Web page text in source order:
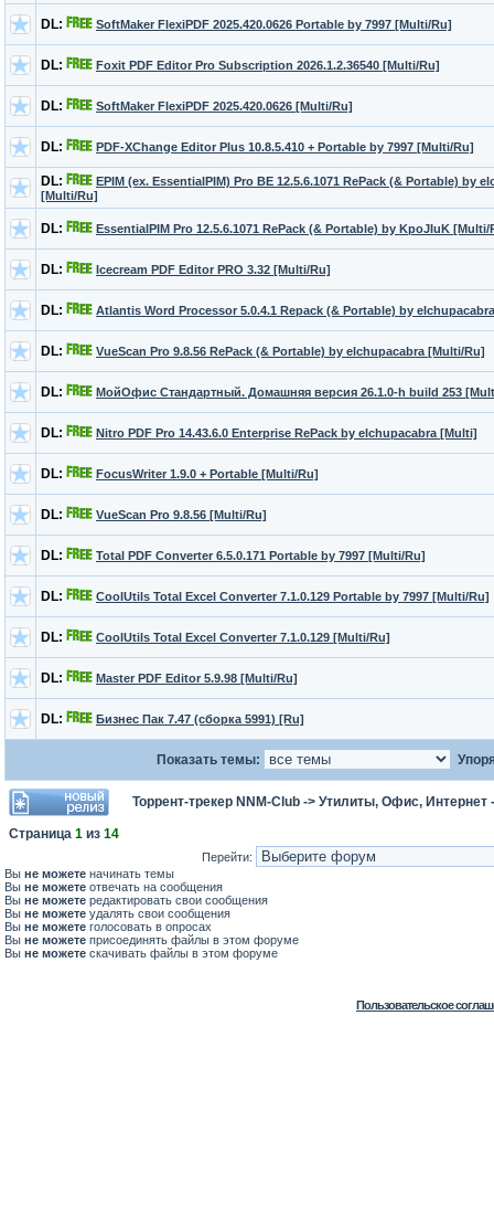
DL: SoftMaker FlexiPDF 2025.420.0626 Portable by 7997 [Multi/Ru]
DL: Foxit PDF Editor Pro Subscription 2026.1.2.36540 [Multi/Ru]
DL: SoftMaker FlexiPDF 2025.420.0626 [Multi/Ru]
DL: PDF-XChange Editor Plus 10.8.5.410 + Portable by 7997 [Multi/Ru]
DL:
EPIM (ex. EssentialPIM) Pro BE 12.5.6.1071 RePack (& Portable) by
[Multi/Ru]
DL: EssentialPIM Pro 12.5.6.1071 RePack (& Portable) by KpoJIuK [Multi/
DL: Icecream PDF Editor PRO 3.32 [Multi/Ru]
DL: Atlantis Word Processor 5.0.4.1 Repack (& Portable) by
DL: VueScan Pro 9.8.56 RePack (& Portable) by elchupacabra [Multi/Ru]
DL: МойОфис Стандартный. Домашняя версия 26.1.0-h build 253
DL: Nitro PDF Pro 14.43.6.0 Enterprise RePack by elchupacabra [Multi]
DL: FocusWriter 1.9.0 + Portable [Multi/Ru]
DL: VueScan Pro 9.8.56 [Multi/Ru]
DL: Total PDF Converter 6.5.0.171 Portable by 7997 [Multi/Ru]
DL: CoolUtils Total Excel Converter 7.1.0.129 Portable by 7997 [Multi/Ru]
DL: CoolUtils Total Excel Converter 7.1.0.129 [Multi/Ru]
DL: Master PDF Editor 5.9.98 [Multi/Ru]
DL: Бизнес Пак 7.47 (сборка 5991) [Ru]
Показать темы:
Торрент-трекер NNM-Club -> Утилиты, Офис, Интернет
Страница 1 из 14
Перейти:
Вы не можете начинать темы
Вы не можете отвечать на сообщения
Вы не можете редактировать свои сообщения
Вы не можете удалять свои сообщения
Вы не можете голосовать в опросах
Вы не можете присоединять файлы в этом форуме
Вы не можете скачивать файлы в этом форуме
Пользовательское